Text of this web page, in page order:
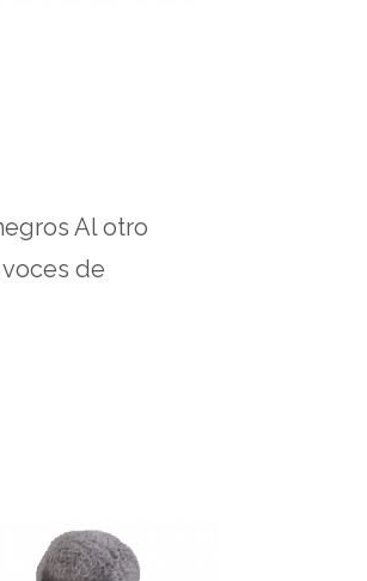
Al otro
de